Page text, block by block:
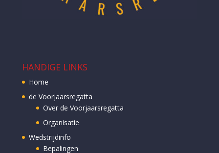
HANDIGE LINKS
Home
de Voorjaarsregatta
Over de Voorjaarsregatta
Organisatie
Wedstrijdinfo
Bepalingen